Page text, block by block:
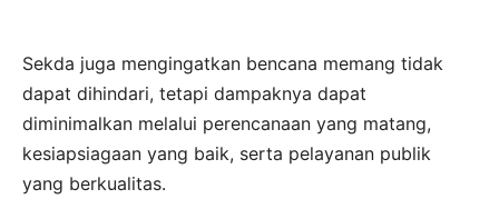
Sekda juga mengingatkan bencana memang tidak
dapat dihindari, tetapi dampaknya dapat
diminimalkan melalui perencanaan yang matang,
kesiapsiagaan yang baik, serta pelayanan publik
yang berkualitas.